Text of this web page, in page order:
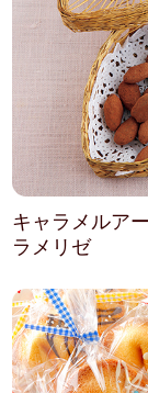
キャラメルア
ラメリゼ